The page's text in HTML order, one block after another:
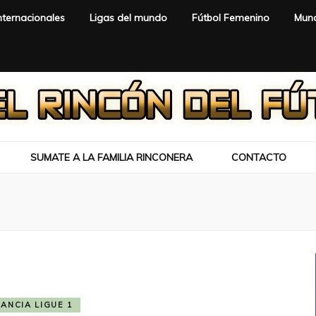
Ligas del mundo Fútbol Femenino
SUMATE A LA FAMILIA RINCONERA CONTACTO
LIGUE 1